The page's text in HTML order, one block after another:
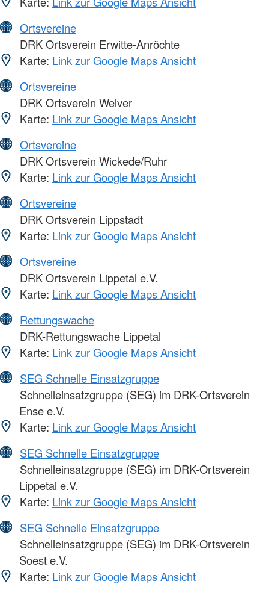
Ortsvereine
DRK Ortsverein Erwitte-Anröchte
Karte: Link zur Google Maps Ansicht
Ortsvereine
DRK Ortsverein Welver
Karte: Link zur Google Maps Ansicht
Ortsvereine
DRK Ortsverein Wickede/Ruhr
Karte: Link zur Google Maps Ansicht
Ortsvereine
DRK Ortsverein Lippstadt
Karte: Link zur Google Maps Ansicht
Ortsvereine
DRK Ortsverein Lippetal e.V.
Karte: Link zur Google Maps Ansicht
Rettungswache
DRK-Rettungswache Lippetal
Karte: Link zur Google Maps Ansicht
SEG Schnelle Einsatzgruppe
Schnelleinsatzgruppe (SEG) im DRK-Ortsverein
Ense e.V.
Karte: Link zur Google Maps Ansicht
SEG Schnelle Einsatzgruppe
Schnelleinsatzgruppe (SEG) im DRK-Ortsverein
Lippetal e.V.
Karte: Link zur Google Maps Ansicht
SEG Schnelle Einsatzgruppe
Schnelleinsatzgruppe (SEG) im DRK-Ortsverein
Soest e.V.
Karte: Link zur Google Maps Ansicht